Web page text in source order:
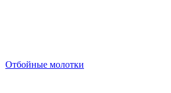
Отбойные молотки